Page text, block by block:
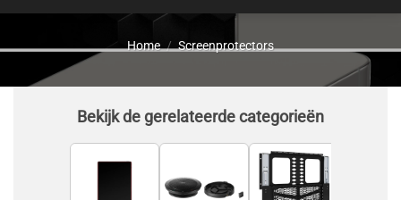
Home / Screenprotectors
Bekijk de gerelateerde categorieën